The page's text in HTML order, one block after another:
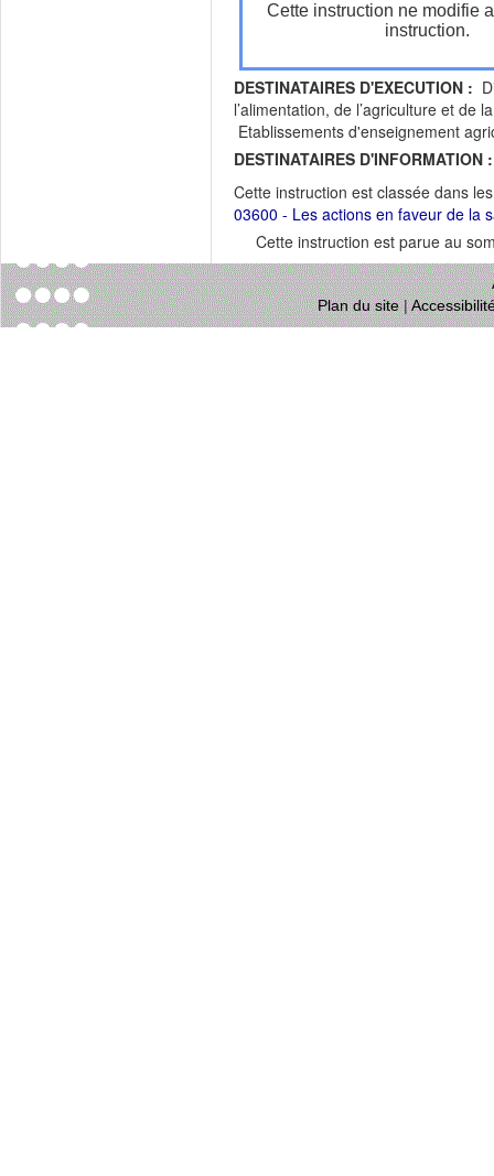
Cette instruction ne modifie
instruction.
DESTINATAIRES D'EXECUTION :
l’alimentation, de l’agriculture et
Etablissements d'enseignement
DESTINATAIRES D'INFORMATION :
Cette instruction est classée dans
03600 - Les actions en faveur de la
Cette instruction est parue au
Plan du site|